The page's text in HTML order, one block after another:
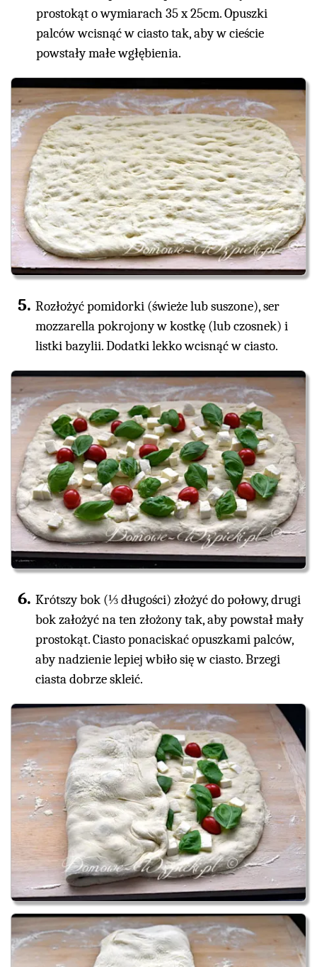
prostokąt o wymiarach 35 x 25cm. Opuszki
palców wcisnąć w ciasto tak, aby w cieście
powstały małe wgłębienia.
Rozłożyć pomidorki (świeże lub suszone), ser
mozzarella pokrojony w kostkę (lub czosnek) i
listki bazylii. Dodatki lekko wcisnąć w ciasto.
Krótszy bok (⅓ długości) złożyć do połowy, drugi
bok założyć na ten złożony tak, aby powstał mały
prostokąt. Ciasto ponaciskać opuszkami palców,
aby nadzienie lepiej wbiło się w ciasto. Brzegi
ciasta dobrze skleić.